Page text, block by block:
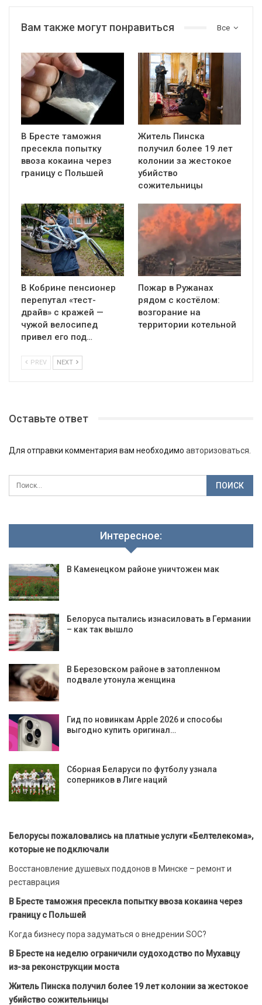
Все
Вам также могут понравиться
В Бресте таможня
пресекла попытку
ввоза кокаина через
границу с Польшей
Житель Пинска
получил более 19 лет
колонии за жестокое
убийство
сожительницы
В Кобрине пенсионер
перепутал «тест-
драйв» с кражей —
чужой велосипед
привел его под…
Пожар в Ружанах
рядом с костёлом:
возгорание на
территории котельной
PREV NEXT
Оставьте ответ
Для отправки комментария вам необходимо авторизоваться
Интересное:
В Каменецком районе уничтожен мак
Белоруса пытались изнасиловать в Германии
– как так вышло
В Березовском районе в затопленном
подвале утонула женщина
Гид по новинкам Apple 2026 и способы
выгодно купить оригинал…
Сборная Беларуси по футболу узнала
соперников в Лиге наций
Белорусы пожаловались на платные услуги «Белтелекома»,
которые не подключали
Восстановление душевых поддонов в Минске – ремонт и
реставрация
В Бресте таможня пресекла попытку ввоза кокаина через
границу с Польшей
Когда бизнесу пора задуматься о внедрении SOC?
В Бресте на неделю ограничили судоходство по Мухавцу
из-за реконструкции моста
Житель Пинска получил более 19 лет колонии за жестокое
убийство сожительницы